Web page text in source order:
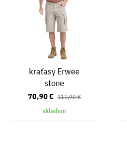
kraťasy Erwee
stone
70,90 € 111,90 €
skladom